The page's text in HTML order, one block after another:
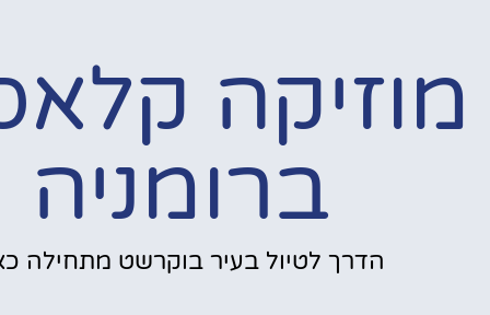
מוזיקה
ברומניה
הדרך לטיול בעיר בוקרשט מתחילה